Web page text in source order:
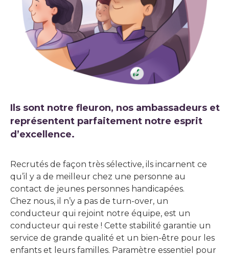
Ils sont notre fleuron, nos ambassadeurs et
représentent parfaitement notre esprit
d’excellence.
Recrutés de façon très sélective, ils incarnent ce
qu’il y a de meilleur chez une personne au
contact de jeunes personnes handicapées.
Chez nous, il n’y a pas de turn-over, un
conducteur qui rejoint notre équipe, est un
conducteur qui reste ! Cette stabilité garantie un
service de grande qualité et un bien-être pour les
enfants et leurs familles. Paramètre essentiel pour